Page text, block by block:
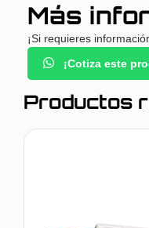
Más
¡Si requieres
¡Cotiza este
Productos